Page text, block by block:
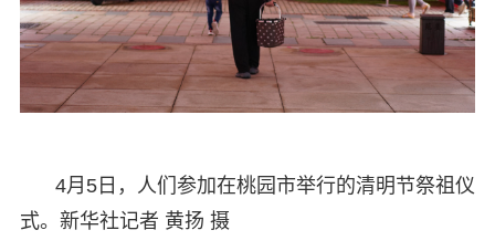
4月5日，人们参加在桃园市举行的清明节祭祖仪
式。新华社记者 黄扬 摄